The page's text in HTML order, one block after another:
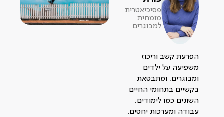
פסיכיאטרית
מומחית
למבוגרים
הפרעת קשב וריכוז
משפיעה על ילדים
ומבוגרים, ומתבטאת
בקשיים בתחומי החיים
השונים כמו לימודים,
עבודה ומערכות יחסים.